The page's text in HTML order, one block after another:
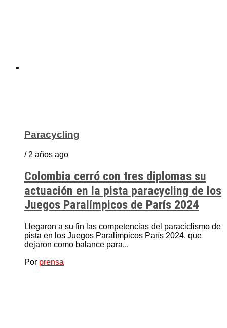
Paracycling
/ 2 años ago
Colombia cerró con tres diplomas su
actuación en la pista paracycling de los
Juegos Paralímpicos de París 2024
Llegaron a su fin las competencias del paraciclismo de
pista en los Juegos Paralímpicos París 2024, que
dejaron como balance para...
Por prensa